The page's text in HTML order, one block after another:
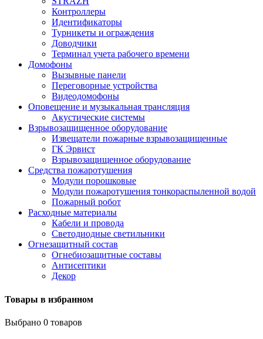
Контроллеры
Идентификаторы
Турникеты и ограждения
Доводчики
Терминал учета рабочего времени
Домофоны
Вызывные панели
Переговорные устройства
Видеодомофоны
Оповещение и музыкальная трансляция
Акустические системы
Взрывозащищенное оборудование
Извещатели пожарные взрывозащищенные
ГК Эрвист
Взрывозащищенное оборудование
Средства пожаротушения
Модули порошковые
Модули пожаротушения тонкораспыленной водой
Пожарный робот
Расходные материалы
Кабели и провода
Светодиодные светильники
Огнезащитный состав
Огнебиозащитные составы
Антисептики
Декор
Товары в избранном
Выбрано 0 товаров